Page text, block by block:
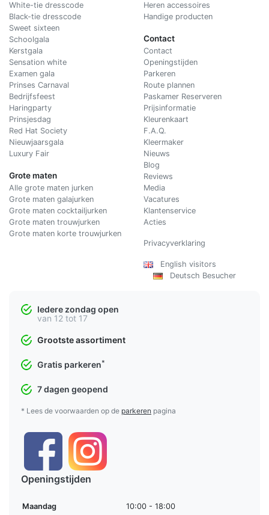
White-tie dresscode
Black-tie dresscode
Sweet sixteen
Schoolgala
Kerstgala
Sensation white
Examen gala
Prinses Carnaval
Bedrijfsfeest
Haringparty
Prinsjesdag
Red Hat Society
Nieuwjaarsgala
Luxury Fair
Grote maten
Alle grote maten jurken
Grote maten galajurken
Grote maten cocktailjurken
Grote maten trouwjurken
Grote maten korte trouwjurken
Heren accessoires
Handige producten
Contact
Contact
Openingstijden
Parkeren
Route plannen
Paskamer Reserveren
Prijsinformatie
Kleurenkaart
F.A.Q.
Kleermaker
Nieuws
Blog
Reviews
Media
Vacatures
Klantenservice
Acties
Privacyverklaring
English visitors
Deutsch Besucher
Iedere zondag open
van 12 tot 17
Grootste assortiment
Gratis parkeren*
7 dagen geopend
* Lees de voorwaarden op de parkeren pagina
Openingstijden
Maandag 10:00 - 18:00